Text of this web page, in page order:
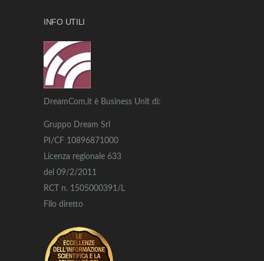
INFO UTILI
DreamCom,it è Business Unit di:
Gruppo Dream Srl
PI/CF 10896871000
Licenza regionale 633
del 09/2/2011
RCT n. 1505000391/L
Filo diretto